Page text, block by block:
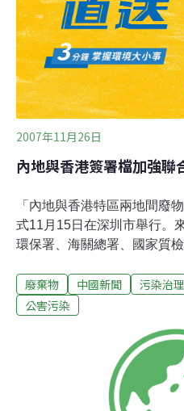
瞭解，香港已經成為這類廢
知道在香港北部，在新界，
料的中轉站。」《巴塞爾公
所有國家都能實現今年的大
2007年11月26日
內地與香港簽署檔加強聯
「內地與香港特區兩地間廢
式11月15日在深圳市舉行。
環保署、海關總署、國家質
副署長趙德麟作為雙方代表
香港特區兩地間廢物轉移活
間廢物轉移管制合作備忘錄
轉移納入管制軌道。此次簽
上，根據近年來內港兩地廢
理需要進行了補充完善。主
廢棄物 中國新聞 污染治理
公害污染